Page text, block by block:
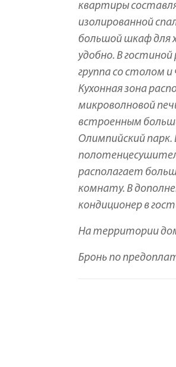
квартиры
изолированной
большой шкаф для
удобно. В
группа со столом
Кухонная зона
микроволновой
встроенным
Олимпийский
располагает
комнату. В
кондиционер в
На территории
Бронь по